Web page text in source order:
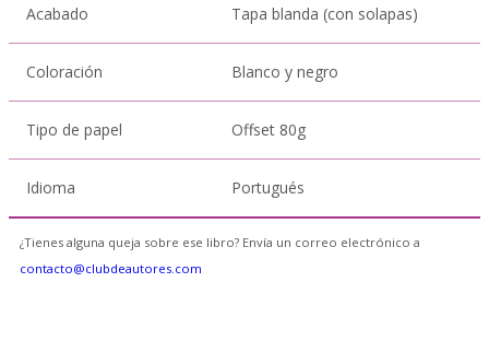
Acabado Tapa blanda (con solapas)
Coloración Blanco y negro
Tipo de papel Offset 80g
Idioma Portugués
¿Tienes alguna queja sobre ese libro? Envía un correo electrónico a
contacto@clubdeautores.com